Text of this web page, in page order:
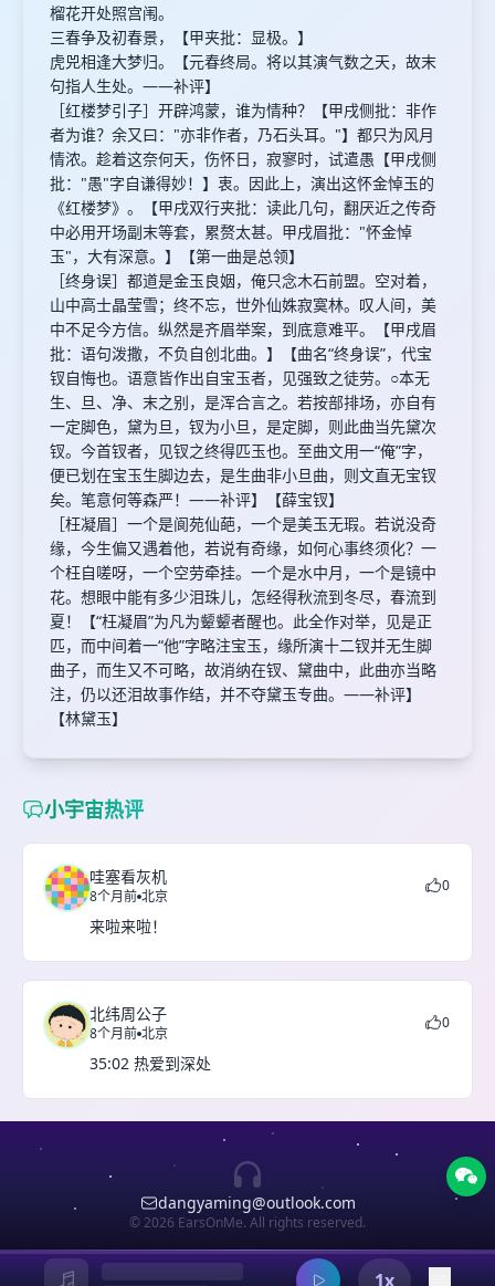
榴花开处照宫闱。
三春争及初春景，【甲夹批：显极。】
虎兕相逢大梦归。【元春终局。将以其演气数之天，故末
句指人生处。——补评】
［红楼梦引子］开辟鸿蒙，谁为情种？【甲戌侧批：非作
者为谁？余又曰："亦非作者，乃石头耳。"】都只为风月
情浓。趁着这奈何天，伤怀日，寂寥时，试遣愚【甲戌侧
批："愚"字自谦得妙！】衷。因此上，演出这怀金悼玉的
《红楼梦》。【甲戌双行夹批：读此几句，翻厌近之传奇
中必用开场副末等套，累赘太甚。甲戌眉批："怀金悼
玉"，大有深意。】【第一曲是总领】
［终身误］都道是金玉良姻，俺只念木石前盟。空对着，
山中高士晶莹雪；终不忘，世外仙姝寂寞林。叹人间，美
中不足今方信。纵然是齐眉举案，到底意难平。【甲戌眉
批：语句泼撒，不负自创北曲。】【曲名“终身误”，代宝
钗自悔也。语意皆作出自宝玉者，见强致之徒劳。○本无
生、旦、净、末之别，是浑合言之。若按部排场，亦自有
一定脚色，黛为旦，钗为小旦，是定脚，则此曲当先黛次
钗。今首钗者，见钗之终得匹玉也。至曲文用一“俺”字，
便已划在宝玉生脚边去，是生曲非小旦曲，则文直无宝钗
矣。笔意何等森严！——补评】【薛宝钗】
［枉凝眉］一个是阆苑仙葩，一个是美玉无瑕。若说没奇
缘，今生偏又遇着他，若说有奇缘，如何心事终须化？一
个枉自嗟呀，一个空劳牵挂。一个是水中月，一个是镜中
花。想眼中能有多少泪珠儿，怎经得秋流到冬尽，春流到
夏！【“枉凝眉”为凡为颦颦者醒也。此全作对举，见是正
匹，而中间着一“他”字略注宝玉，缘所演十二钗并无生脚
曲子，而生又不可略，故消纳在钗、黛曲中，此曲亦当略
注，仍以还泪故事作结，并不夺黛玉专曲。——补评】
【林黛玉】
小宇宙热评
哇塞看灰机
8个月前 北京
0
来啦来啦！
北纬周公子
8个月前 北京
0
35:02 热爱到深处
dangyaming@outlook.com
© 2026 EarsOnMe. All rights reserved.
1x